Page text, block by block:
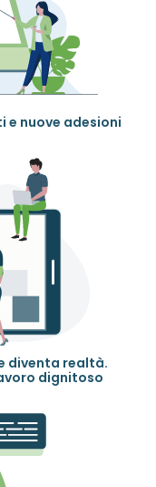
e nuove adesioni
diventa realtà.
dignitoso